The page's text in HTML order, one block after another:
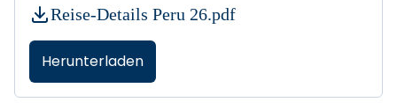
Reise-Details Peru 26.pdf
Herunterladen